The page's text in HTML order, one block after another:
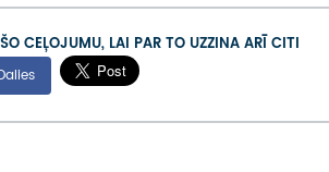
CEĻOJUMU, LAI PAR TO UZZINA ARĪ CITI